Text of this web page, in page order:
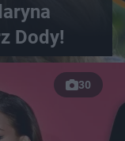
Dody!
30